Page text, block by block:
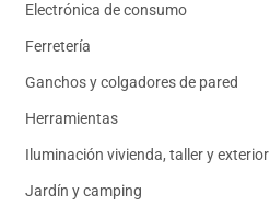
Electrónica de consumo
Ferretería
Ganchos y colgadores de pared
Herramientas
Iluminación vivienda, taller y exterior
Jardín y camping